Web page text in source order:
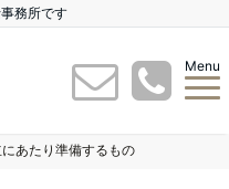
務所です
Menu
あたり準備するもの